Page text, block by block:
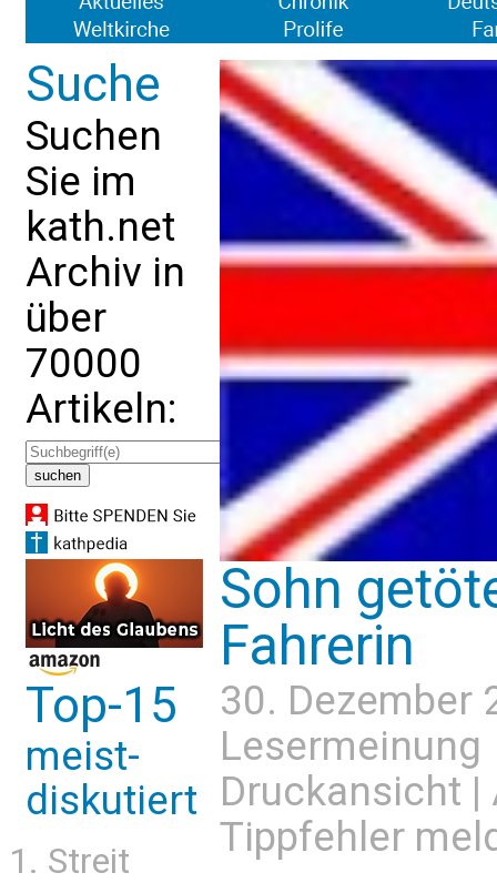
Suche
Suchen
Sie im
kath.net
Archiv in
über
70000
Artikeln:
Top-15
meist-
diskutiert
Streit
Sohn
Fahrerin
30. Dezember
Lesermeinung
Druckansicht |
Tippfehler